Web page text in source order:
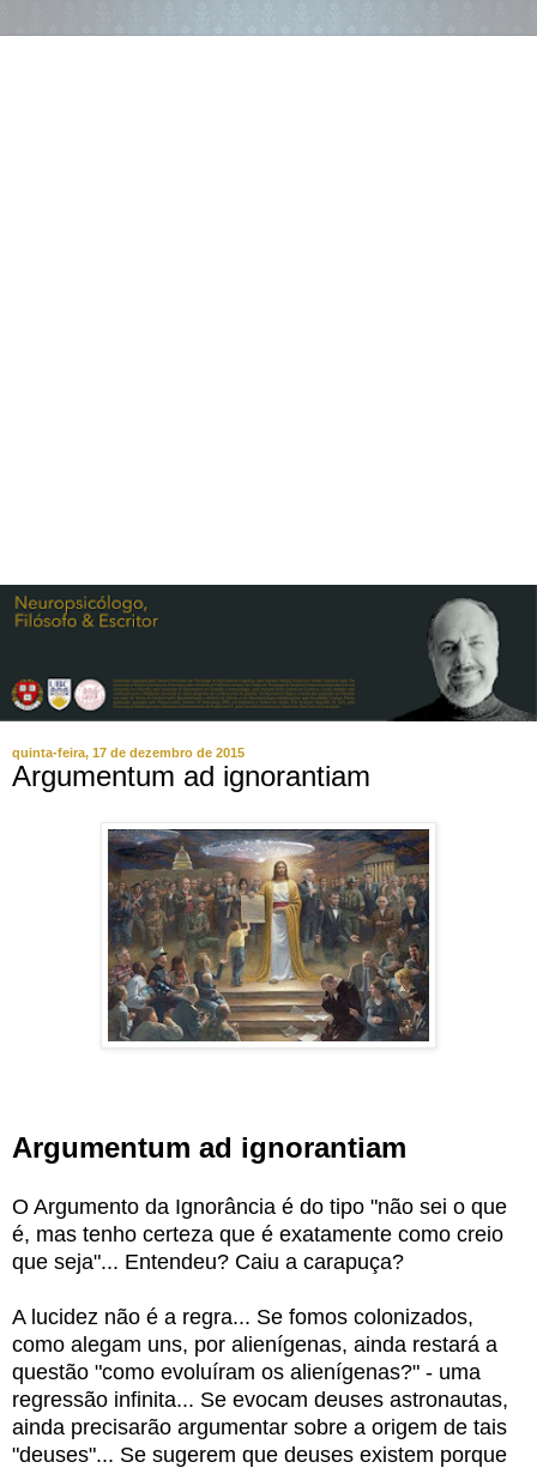
quinta-feira, 17 de dezembro de 2015
Argumentum ad ignorantiam
Argumentum ad ignorantiam
O Argumento da Ignorância é do tipo "não sei o que
é, mas tenho certeza que é exatamente como creio
que seja"... Entendeu? Caiu a carapuça?
A lucidez não é a regra... Se fomos colonizados,
como alegam uns, por alienígenas, ainda restará a
questão "como evoluíram os alienígenas?" - uma
regressão infinita... Se evocam deuses astronautas,
ainda precisarão argumentar sobre a origem de tais
"deuses"... Se sugerem que deuses existem porque